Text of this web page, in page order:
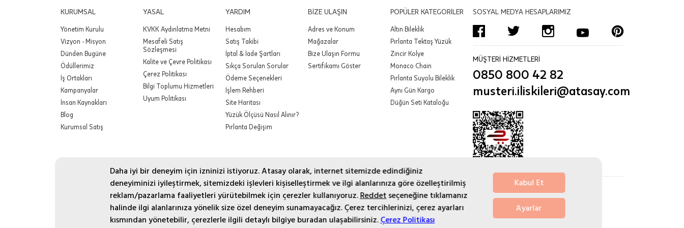
Daha iyi bir deneyim için izninizi istiyoruz. Atasay olarak, internet sitemizde edindiğiniz
deneyiminizi iyileştirmek, sitemizdeki işlevleri kişiselleştirmek ve ilgi alanlarınıza göre özelleştirilmiş
reklam/pazarlama faaliyetleri yürütebilmek için çerezler kullanıyoruz.Reddetseçeneğine tıklamanız
halinde ilgi alanlarınıza yönelik size özel deneyim sunamayacağız. Çerez tercihlerinizi, çerez ayarları
kısmından yönetebilir, çerezlerle ilgili detaylı bilgiye buradan ulaşabilirsiniz.Çerez Politikası
Kabul Et
Ayarlar
KURUMSAL
Yönetim Kurulu
Vizyon - Misyon
Dünden Bugüne
Ödüllerimiz
İş Ortakları
Kampanyalar
İnsan Kaynakları
Blog
Kurumsal Satış
YASAL
KVKK Aydınlatma Metni
Mesafeli Satış
Sözleşmesi
Kalite ve Çevre Politikası
Çerez Politikası
Bilgi Toplumu Hizmetleri
Uyum Politikası
YARDIM
Hesabım
Satış Takibi
İptal & İade Şartları
Sıkça Sorulan Sorular
Ödeme Seçenekleri
İşlem Rehberi
Site Haritası
Yüzük Ölçüsü Nasıl Alınır?
Pırlanta Değişim
BİZE ULAŞIN
Adres ve Konum
Mağazalar
Bize Ulaşın Formu
Sertifikamı Göster
POPÜLER KATEGORİLER
Altın Bileklik
Pırlanta Tektaş Yüzük
Zincir Kolye
Monaco Chain
Pırlanta Suyolu Bileklik
Aynı Gün Kargo
Düğün Seti Kataloğu
SOSYAL MEDYA HESAPLARIMIZ
MÜŞTERİ HİZMETLERİ
0850 800 42 82
musteri.iliskileri@atasay.com
© 2021 Atasay Since 1937